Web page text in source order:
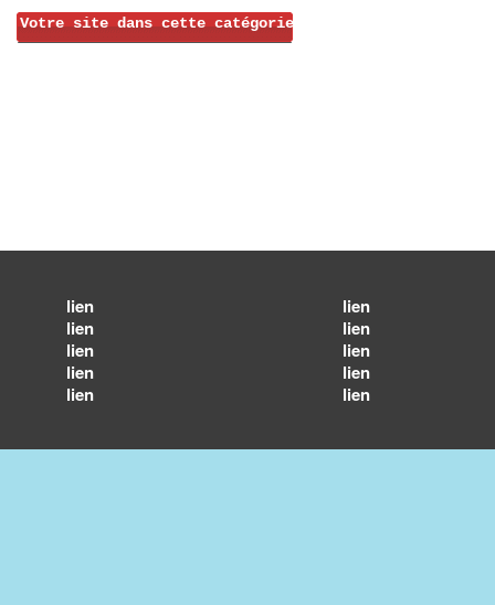
Votre site dans cette catégorie
lien
lien
lien
lien
lien
lien
lien
lien
lien
lien